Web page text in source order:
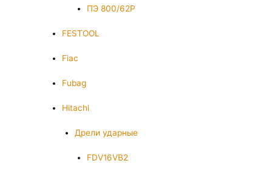
ПЭ 800/62Р
FESTOOL
Fiac
Fubag
Hitachi
Дрели ударные
FDV16VB2